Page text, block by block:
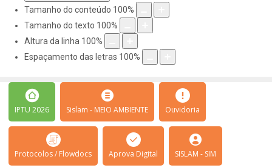
Tamanho do conteúdo 100%
Tamanho do texto 100%
Altura da linha 100%
Espaçamento das letras 100%
IPTU 2026 Sislam - MEIO AMBIENTE Ouvidoria
Protocolos / Flowdocs Aprova Digital SISLAM - SIM